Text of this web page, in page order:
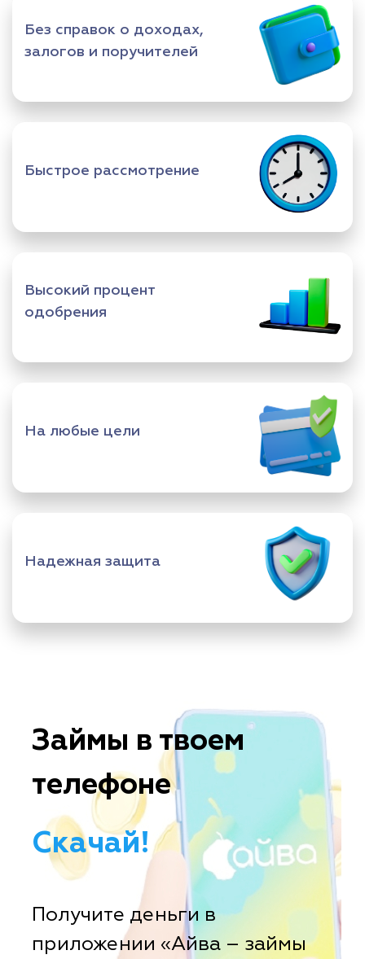
Без справок о доходах,
залогов и поручителей
Быстрое рассмотрение
Высокий процент
одобрения
На любые цели
Надежная защита
Займы в твоем
телефоне
Скачай!
Получите деньги в
приложении «Айва – займы